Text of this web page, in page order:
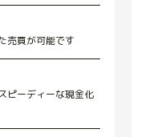
売買が可能です
ピーディーな現金化